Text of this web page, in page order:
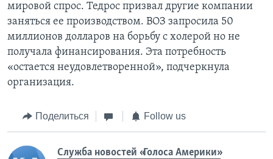
мировой спрос. Тедрос призвал другие компании
заняться ее производством. ВОЗ запросила 50
миллионов долларов на борьбу с холерой но не
получала финансирования. Эта потребность
«остается неудовлетворенной», подчеркнула
организация.
Поделиться Follow us
Служба новостей «Голоса Америки»